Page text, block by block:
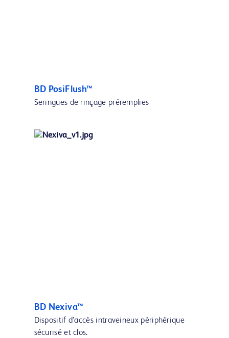
BD PosiFlush™
Seringues de rinçage préremplies
BD Nexiva™
Dispositif d’accès intraveineux périphérique
sécurisé et clos.